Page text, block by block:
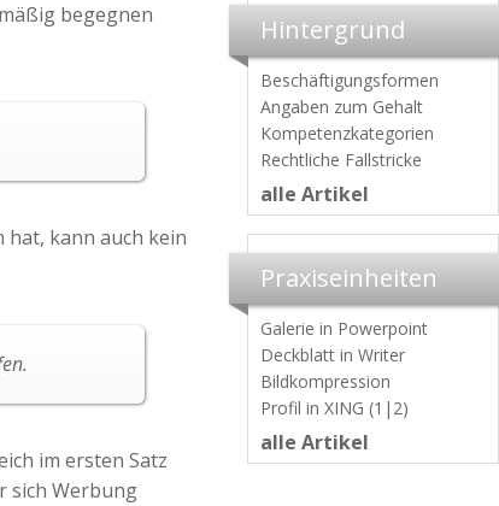
Hintergrund
Beschäftigungsformen
Angaben zum Gehalt
Kompetenzkategorien
Rechtliche Fallstricke
alle Artikel
Praxiseinheiten
Galerie in Powerpoint
Deckblatt in Writer
Bildkompression
Profil in XING (1|2)
alle Artikel
begegnen
hat, kann auch kein
im ersten Satz
sich Werbung